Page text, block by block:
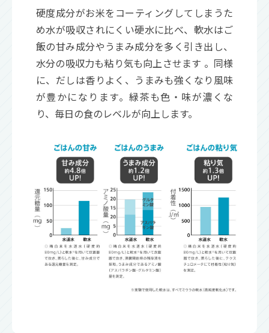
硬度成分がお米をコーティングしてしまうた
め水が吸収されにくい硬水に比べ、軟水はご
飯の甘み成分やうまみ成分を多く引き出し、
水分の吸収力も粘り気も向上させます 。同様
に、だしは香りよく、うまみも強くなり風味
が豊かになります。緑茶も色・味が濃くな
り、毎日の食のレベルが向上します。